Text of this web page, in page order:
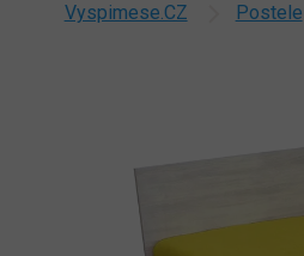
Vyspimese.CZ Postele